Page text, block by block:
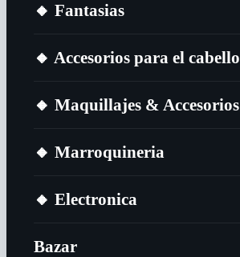
🔸​ Fantasias
🔸​ Accesorios para el cabello
🔸​ Maquillajes & Accesorios
🔸​ Marroquineria
🔸​ Electronica
Bazar